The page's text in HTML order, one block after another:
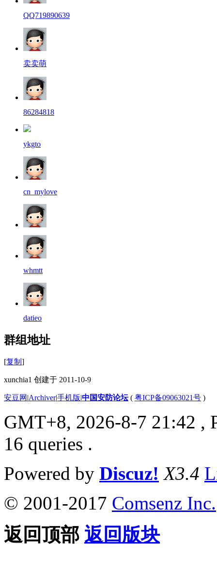
QQ719890639
卖卖萌
86284818
ykgto
cn_mylove
whmtt
datieo
群组地址
[复制 ]
xunchia1 创建于 2011-10-9
安豆网 |Archiver|手机版|中国安防论坛( 粤ICP备09063021号 )
GMT+8, 2026-8-7 21:42 ,
16 queries .
Powered by Discuz! X3.4
© 2001-2017 Comsenz Inc.
返回顶部 返回版块